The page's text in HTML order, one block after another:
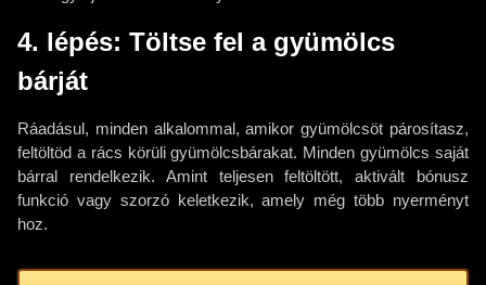
4. lépés: Töltse fel a gyümölcs
bárját
Ráadásul, minden alkalommal, amikor gyümölcsöt párosítasz,
feltöltöd a rács körüli gyümölcsbárakat. Minden gyümölcs saját
bárral rendelkezik. Amint teljesen feltöltött, aktivált bónusz
funkció vagy szorzó keletkezik, amely még több nyerményt
hoz.